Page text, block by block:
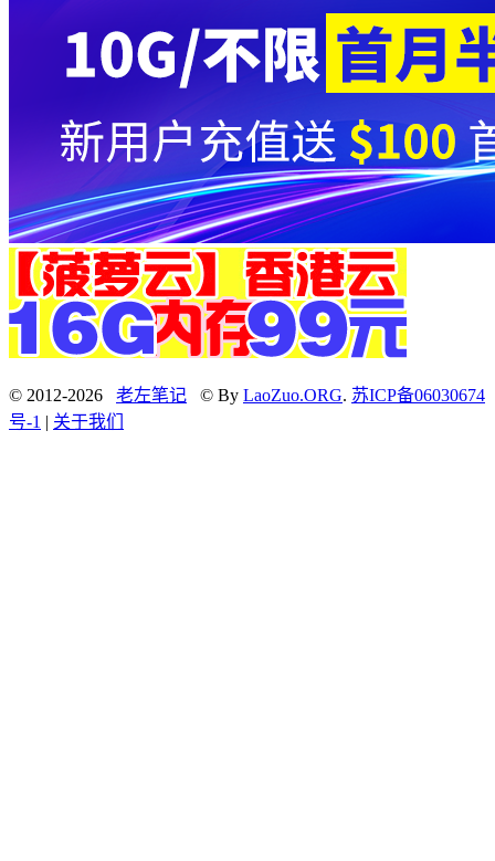
© 2012-2026 老左笔记 © By LaoZuo.ORG. 苏ICP备06030674
号-1 | 关于我们